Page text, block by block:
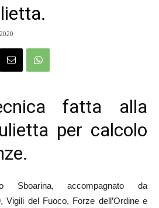
fatta alla
per calcolo
Sboarina, accompagnato da
Vigili del Fuoco, Forze dell’Ordine e